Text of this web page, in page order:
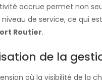
accrue permet non
de service, ce qui
Routier.
de la
où la visibilité de la